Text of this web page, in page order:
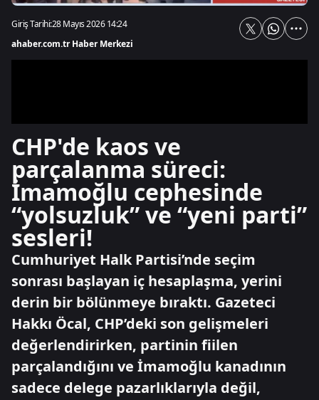
Giriş Tarihi:28 Mayıs 2026 14:24
ahaber.com.tr Haber Merkezi
CHP'de kaos ve
parçalanma süreci:
İmamoğlu cephesinde
“yolsuzluk” ve “yeni parti”
sesleri!
Cumhuriyet Halk Partisi’nde seçim
sonrası başlayan iç hesaplaşma, yerini
derin bir bölünmeye bıraktı. Gazeteci
Hakkı Öcal, CHP’deki son gelişmeleri
değerlendirirken, partinin fiilen
parçalandığını ve İmamoğlu kanadının
sadece delege pazarlıklarıyla değil,